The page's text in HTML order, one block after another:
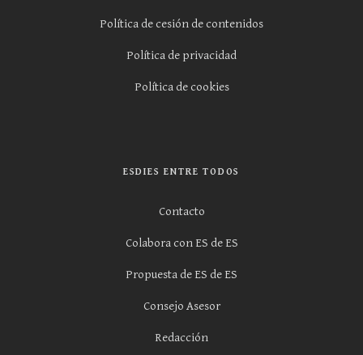
Política de cesión de contenidos
Política de privacidad
Política de cookies
ESDIES ENTRE TODOS
Contacto
Colabora con ES de ES
Propuesta de ES de ES
Consejo Asesor
Redacción